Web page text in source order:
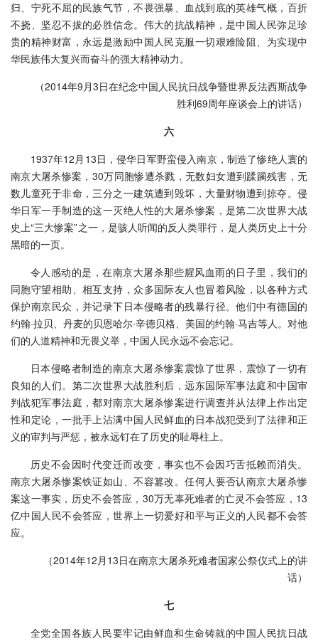
归、宁死不屈的民族气节，不畏强暴、血战到底的英雄气概，百折
不挠、坚忍不拔的必胜信念。伟大的抗战精神，是中国人民弥足珍
贵的精神财富，永远是激励中国人民克服一切艰难险阻、为实现中
华民族伟大复兴而奋斗的强大精神动力。
（2014年9月3日在纪念中国人民抗日战争暨世界反法西斯战争
胜利69周年座谈会上的讲话）
六
1937年12月13日，侵华日军野蛮侵入南京，制造了惨绝人寰的
南京大屠杀惨案，30万同胞惨遭杀戮，无数妇女遭到蹂躏残害，无
数儿童死于非命，三分之一建筑遭到毁坏，大量财物遭到掠夺。侵
华日军一手制造的这一灭绝人性的大屠杀惨案，是第二次世界大战
史上“三大惨案”之一，是骇人听闻的反人类罪行，是人类历史上十分
黑暗的一页。
令人感动的是，在南京大屠杀那些腥风血雨的日子里，我们的
同胞守望相助、相互支持，众多国际友人也冒着风险，以各种方式
保护南京民众，并记录下日本侵略者的残暴行径。他们中有德国的
约翰·拉贝、丹麦的贝恩哈尔·辛德贝格、美国的约翰·马吉等人。对他
们的人道精神和无畏义举，中国人民永远不会忘记。
日本侵略者制造的南京大屠杀惨案震惊了世界，震惊了一切有
良知的人们。第二次世界大战胜利后，远东国际军事法庭和中国审
判战犯军事法庭，都对南京大屠杀惨案进行调查并从法律上作出定
性和定论，一批手上沾满中国人民鲜血的日本战犯受到了法律和正
义的审判与严惩，被永远钉在了历史的耻辱柱上。
历史不会因时代变迁而改变，事实也不会因巧舌抵赖而消失。
南京大屠杀惨案铁证如山、不容篡改。任何人要否认南京大屠杀惨
案这一事实，历史不会答应，30万无辜死难者的亡灵不会答应，13
亿中国人民不会答应，世界上一切爱好和平与正义的人民都不会答
应。
（2014年12月13日在南京大屠杀死难者国家公祭仪式上的讲
话）
七
全党全国各族人民要牢记由鲜血和生命铸就的中国人民抗日战